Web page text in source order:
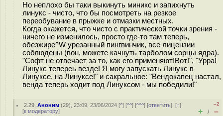
Но неплохо бы таки выкинуть миникс и запихнуть
линукс - чисто, что бы посмотреть на резкое
переобувание в прыжке и отмазки местных.
Когда окажется, что чисто с практической точки зрения -
ничего не изменилось, просто где-то там теперь,
обезжире^W урезанный пингвинчик, все лицензии
соблюдены (вон, можете качнуть тарболом сорцы ядра).
"Софт не отвечает за то, как его применяют!Вот!", "Урра!
Линукс тепереь везде! Я могу запускать Линукс в
Линуксе, на Линуксе!" и сакральное: "Вендокапец настал,
венда теперь ходит под Линуксом - мы победили!"
2.29 ,Аноним (29), 23:09, 23/06/2024 [^] [^^] [^^^] [ответить][↑]
[к модератору]
–2
+ / –